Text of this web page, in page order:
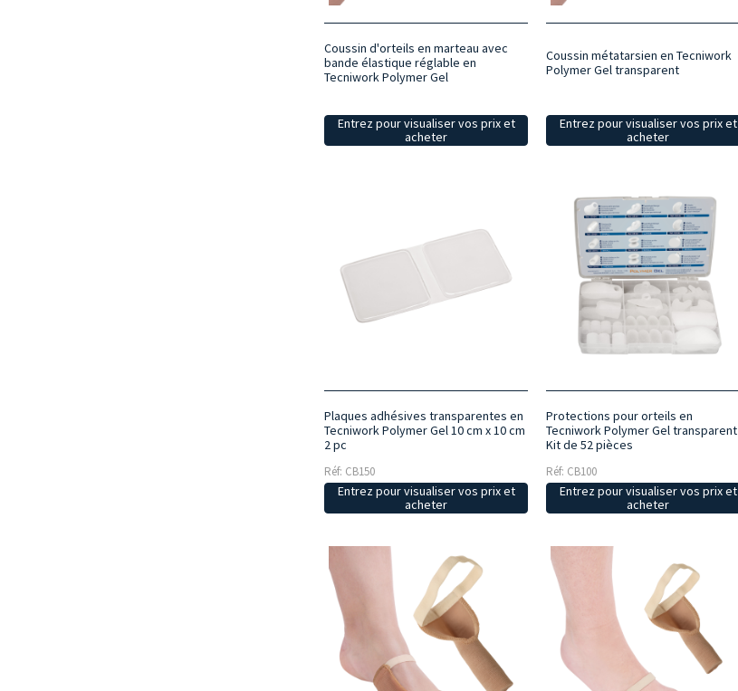
Coussin d'orteils en marteau avec
bande élastique réglable en
Tecniwork Polymer Gel
Entrez pour visualiser vos prix et
acheter
Coussin métatarsien en Tecniwork
Polymer Gel transparent
Entrez pour visualiser vos prix et
acheter
Plaques adhésives transparentes en
Tecniwork Polymer Gel 10 cm x 10 cm
2 pc
Réf: CB150
Entrez pour visualiser vos prix et
acheter
Protections pour orteils en
Tecniwork Polymer Gel transparent
Kit de 52 pièces
Réf: CB100
Entrez pour visualiser vos prix et
acheter